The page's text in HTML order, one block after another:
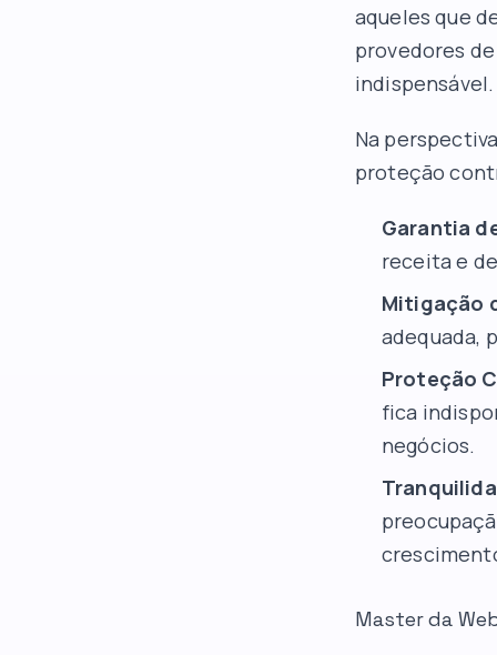
aqueles que
provedores
indispensável.
Na
proteção
Garantia
receita e
Mitigação
adequada,
Proteção
fica
negócios.
Master da